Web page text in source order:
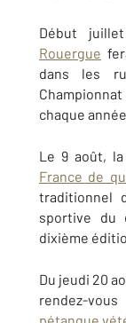
Début
Rouergue
dans les
chaque
Le 9 août,
France de
traditionnel
sportive du
dixième
Du jeudi 20
rendez-
pétanque